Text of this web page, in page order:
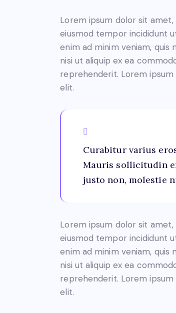
Lorem ipsum dolor sit
eiusmod tempor incididunt
enim ad minim veniam,
nisi ut aliquip ex ea
reprehenderit. Lorem
elit.
Curabitur varius
Mauris sollicitudin
justo non, molestie
Lorem ipsum dolor sit
eiusmod tempor incididunt
enim ad minim veniam,
nisi ut aliquip ex ea
reprehenderit. Lorem
elit.